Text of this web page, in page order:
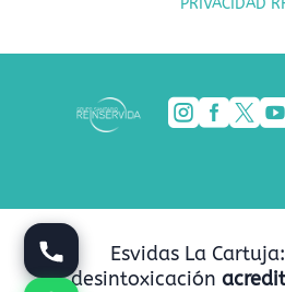

Esvidas La
desintoxicación